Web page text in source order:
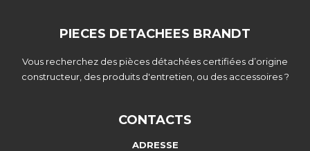
PIECES DETACHEES BRANDT
Vous recherchez des pièces détachées certifiées d’origine
constructeur, des produits d'entretien, ou des accessoires ?
CONTACTS
ADRESSE